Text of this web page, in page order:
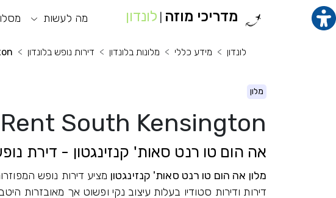
מדריכי מוזה לונדון מה לעשות
לונדון מידע כללי מלונות בלונדון דירות נופש בלונדון
מלון
South Kensington
אה הום טו רנט סאות' קנזינגטון - דירת
מלון אה הום טו רנט סאות' קנזינגטון מציע דירות נופש
דירות ודירות סטודיו בעלות עיצוב נקי ופשוט אך מאובזרות
תוכן מרכזי מנוע חיפוש